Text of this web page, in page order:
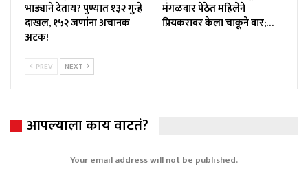
भाड्याने देताय? पुण्यात १३२ गुन्हे
दाखल, १५२ जणांना अचानक
अटक!
मंगळवार पेठेत महिलेने
प्रियकरावर केला चाकूने वार;…
PREV NEXT
आपल्याला काय वाटतं?
Your email address will not be published.